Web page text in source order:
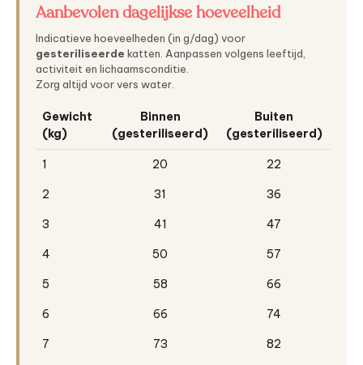
Aanbevolen dagelijkse hoeveelheid
Indicatieve hoeveelheden (in g/dag) voor
gesteriliseerde katten. Aanpassen volgens leeftijd,
activiteit en lichaamsconditie.
Zorg altijd voor vers water.
Gewicht
(kg)
Binnen
(gesteriliseerd)
Buiten
(gesteriliseerd)
1 20 22
2 31 36
3 41 47
4 50 57
5 58 66
6 66 74
7 73 82